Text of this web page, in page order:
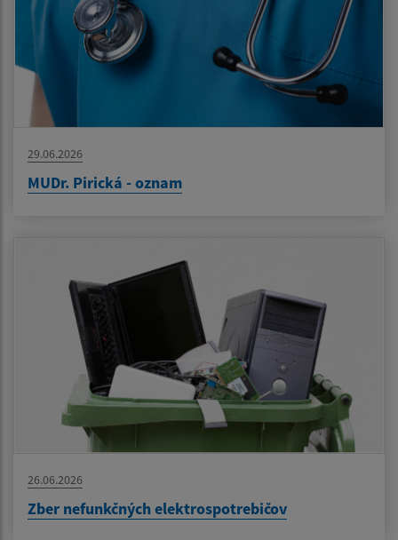
29.06.2026
MUDr. Pirická - oznam
26.06.2026
Zber nefunkčných elektrospotrebičov